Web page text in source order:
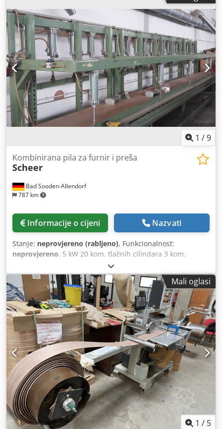
1 /9
Bad Sooden-Allendorf
787 km
Kombinirana pila za furnir i preša
Scheer
Informacije o cijeni Nazvati
Stanje: neprovjereno (rabljeno), Funkcionalnost:
neprovjereno, 5 kW 20 kom. tlačnih cilindara 3 kom.
tlačnih cilindara pojedinačno s nožnim ventilom Dedpfx
Anjx Hiqrjzekr Po 5 cilindara pojedinačno upravljivi ručnim
ventilom Stroj za spajanje - duljina rezanja: 9300 mm
Ukupna visina: 2100 mm Visina prešanja: 1300 mm
Priključak za usisavanje Ø120 mm
Mali oglasi
1 / 5